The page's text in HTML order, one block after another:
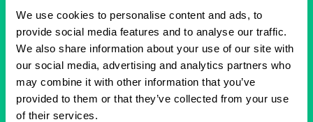
We use cookies to personalise content and ads, to
provide social media features and to analyse our traffic.
We also share information about your use of our site with
our social media, advertising and analytics partners who
may combine it with other information that you’ve
provided to them or that they’ve collected from your use
of their services.
SNABBA LEVERANSER
Från vår egen produktion
MILJÖ, KVALITÉ & ARBETSMILJÖ
ISO 9001, ISO 14001 och ISO 45001 Certifierade